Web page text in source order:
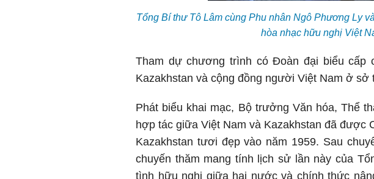
Tổng Bí thư Tô Lâm cùng Phu nhân Ngô Phương Ly
hòa nhạc hữu nghị Việt
Tham dự chương trình có Đoàn đại biểu cấp
Kazakhstan và cộng đồng người Việt Nam ở sở
Phát biểu khai mạc, Bộ trưởng Văn hóa, Thể
hợp tác giữa Việt Nam và Kazakhstan đã được
Kazakhstan tươi đẹp vào năm 1959. Sau
chuyến thăm mang tính lịch sử lần này của
tình hữu nghị giữa hai nước và chính thức